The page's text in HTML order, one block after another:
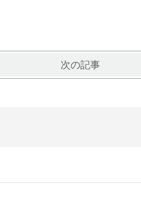
次の記事